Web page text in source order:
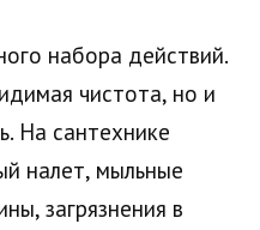
набора действий.
чистота, но и
На сантехнике
налет, мыльные
загрязнения в